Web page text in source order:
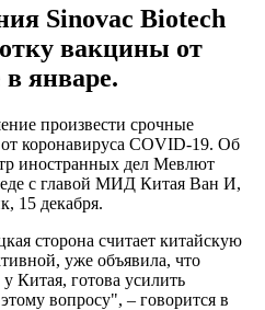
Sinovac Biotech
вакцины от
январе.
произвести срочные
коронавируса COVID-19. Об
иностранных дел Мевлют
с главой МИД Китая Ван И,
15 декабря.
сторона считает китайскую
уже объявила, что
Китая, готова усилить
вопросу", – говорится в